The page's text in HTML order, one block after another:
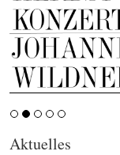
Aktuelles